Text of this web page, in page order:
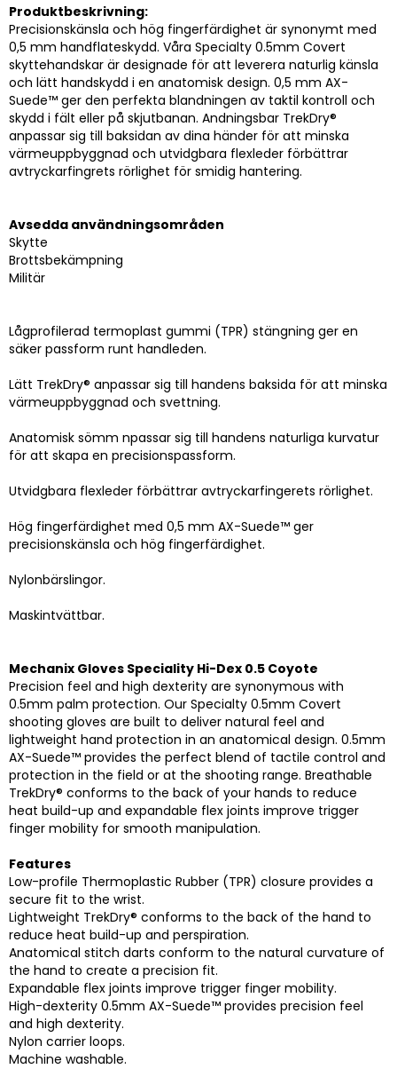
Produktbeskrivning:
Precisionskänsla och hög fingerfärdighet är synonymt med
0,5 mm handflateskydd. Våra Specialty 0.5mm Covert
skyttehandskar är designade för att leverera naturlig känsla
och lätt handskydd i en anatomisk design. 0,5 mm AX-
Suede™ ger den perfekta blandningen av taktil kontroll och
skydd i fält eller på skjutbanan. Andningsbar TrekDry®
anpassar sig till baksidan av dina händer för att minska
värmeuppbyggnad och utvidgbara flexleder förbättrar
avtryckarfingrets rörlighet för smidig hantering.
Avsedda användningsområden
Skytte
Brottsbekämpning
Militär
Lågprofilerad termoplast gummi (TPR) stängning ger en
säker passform runt handleden.
Lätt TrekDry® anpassar sig till handens baksida för att minska
värmeuppbyggnad och svettning.
Anatomisk sömm npassar sig till handens naturliga kurvatur
för att skapa en precisionspassform.
Utvidgbara flexleder förbättrar avtryckarfingerets rörlighet.
Hög fingerfärdighet med 0,5 mm AX-Suede™ ger
precisionskänsla och hög fingerfärdighet.
Nylonbärslingor.
Maskintvättbar.
Mechanix Gloves Speciality Hi-Dex 0.5 Coyote
Precision feel and high dexterity are synonymous with
0.5mm palm protection. Our Specialty 0.5mm Covert
shooting gloves are built to deliver natural feel and
lightweight hand protection in an anatomical design. 0.5mm
AX-Suede™ provides the perfect blend of tactile control and
protection in the field or at the shooting range. Breathable
TrekDry® conforms to the back of your hands to reduce
heat build-up and expandable flex joints improve trigger
finger mobility for smooth manipulation.
Features
Low-profile Thermoplastic Rubber (TPR) closure provides a
secure fit to the wrist.
Lightweight TrekDry® conforms to the back of the hand to
reduce heat build-up and perspiration.
Anatomical stitch darts conform to the natural curvature of
the hand to create a precision fit.
Expandable flex joints improve trigger finger mobility.
High-dexterity 0.5mm AX-Suede™ provides precision feel
and high dexterity.
Nylon carrier loops.
Machine washable.